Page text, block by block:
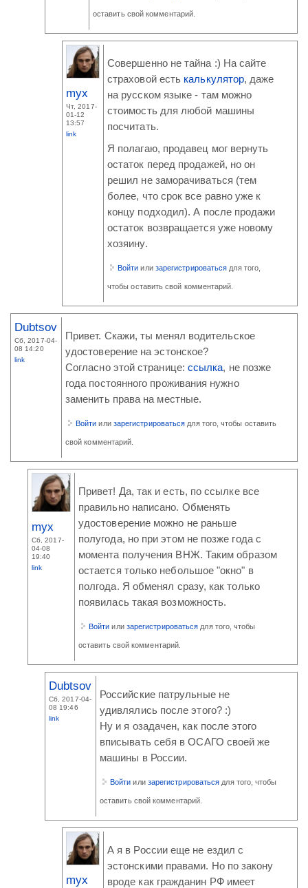
оставить свой комментарий.
myx
Чт, 2017-
01-12
13:57
link
Совершенно не тайна :) На сайте
страховой есть калькулятор, даже
на русском языке - там можно
стоимость для любой машины
посчитать.
Я полагаю, продавец мог вернуть
остаток перед продажей, но он
решил не заморачиваться (тем
более, что срок все равно уже к
концу подходил). А после продажи
остаток возвращается уже новому
хозяину.
Войти или зарегистрироваться для того,
чтобы оставить свой комментарий.
Dubtsov
Сб, 2017-04-
08 14:20
link
Привет. Скажи, ты менял водительское
удостоверение на эстонское?
Согласно этой странице: ссылка, не позже
года постоянного проживания нужно
заменить права на местные.
Войти или зарегистрироваться для того, чтобы оставить
свой комментарий.
myx
Сб, 2017-
04-08
19:40
link
Привет! Да, так и есть, по ссылке все
правильно написано. Обменять
удостоверение можно не раньше
полугода, но при этом не позже года с
момента получения ВНЖ. Таким образом
остается только небольшое "окно" в
полгода. Я обменял сразу, как только
появилась такая возможность.
Войти или зарегистрироваться для того, чтобы
оставить свой комментарий.
Dubtsov
Сб, 2017-04-
08 19:46
link
Российские патрульные не
удивлялись после этого? :)
Ну и я озадачен, как после этого
вписывать себя в ОСАГО своей же
машины в России.
Войти или зарегистрироваться для того, чтобы
оставить свой комментарий.
myx
А я в России еще не ездил с
эстонскими правами. Но по закону
вроде как гражданин РФ имеет